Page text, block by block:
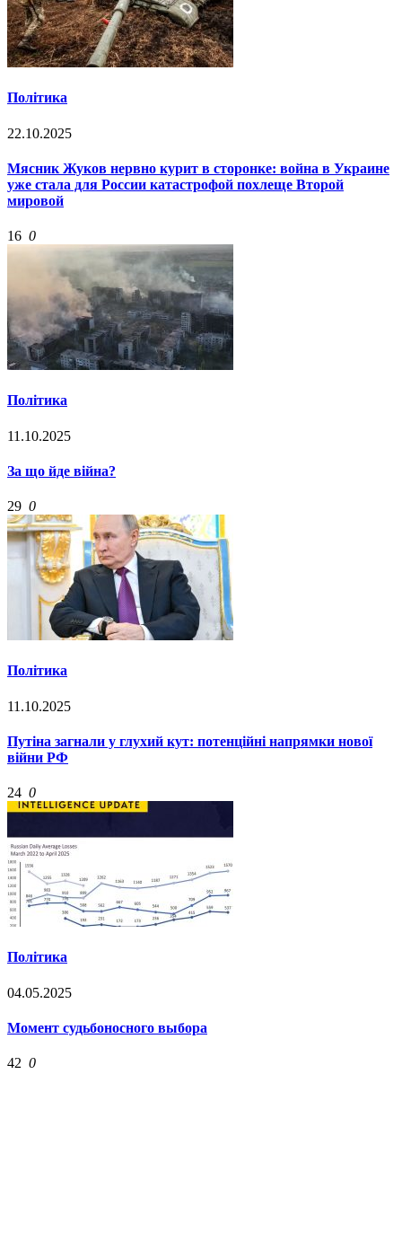
Політика
22.10.2025
Мясник Жуков нервно курит в сторонке: война в Украине
уже стала для России катастрофой похлеще Второй
мировой
16 0
Політика
11.10.2025
За що йде війна?
29 0
Політика
11.10.2025
Путіна загнали у глухий кут: потенційні напрямки нової
війни РФ
24 0
Політика
04.05.2025
Момент судьбоносного выбора
42 0